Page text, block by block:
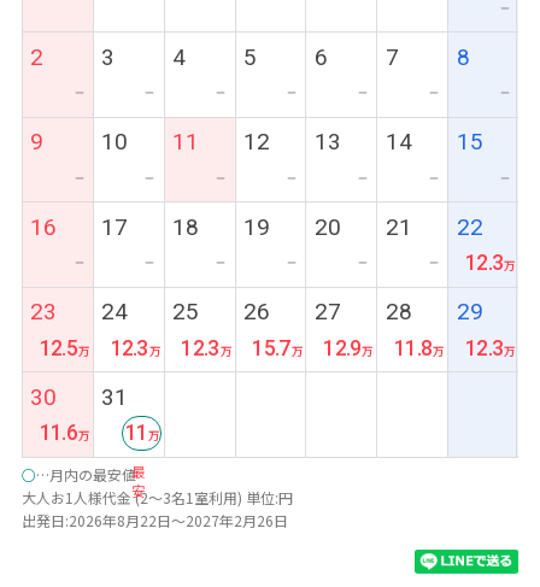
ー
2
ー
3
ー
4
ー
5
ー
6
ー
7
ー
8
ー
9
ー
10
ー
11
ー
12
ー
13
ー
14
ー
15
ー
16
ー
17
ー
18
ー
19
ー
20
ー
21
ー
22
12.3
23
12.5
24
12.3
25
12.3
26
15.7
27
12.9
28
11.8
29
12.3
30
11.6
31
最
安
11
○…月内の最安値
大人お1人様代金 (2～3名1室利用) 単位:円
出発日:2026年8月22日～2027年2月26日